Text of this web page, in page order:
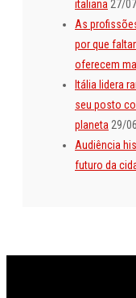
italiana 27/
As
por que
oferecem
Itália lidera
seu posto
planeta 29/
Audiência
futuro da